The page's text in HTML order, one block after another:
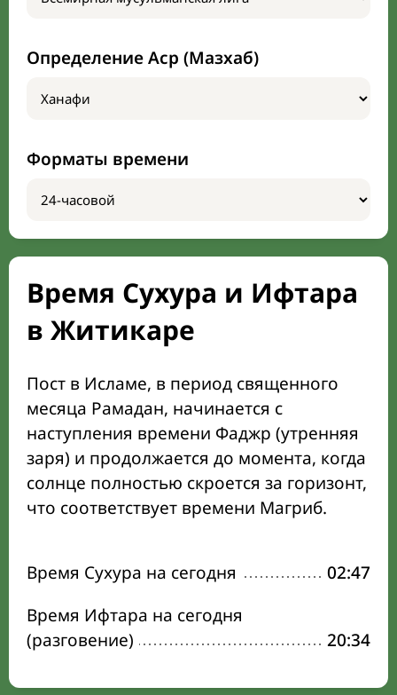
Определение Аср (Мазхаб)
Форматы времени
Время Сухура и Ифтара
в Житикаре
Пост в Исламе, в период священного
месяца Рамадан, начинается с
наступления времени Фаджр (утренняя
заря) и продолжается до момента, когда
солнце полностью скроется за горизонт,
что соответствует времени Магриб.
Время Сухура на сегодня
02:47
Время Ифтара на сегодня
(разговение)
20:34